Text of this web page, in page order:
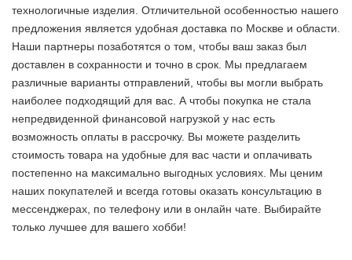
технологичные изделия. Отличительной особенностью нашего
предложения является удобная доставка по Москве и области.
Наши партнеры позаботятся о том, чтобы ваш заказ был
доставлен в сохранности и точно в срок. Мы предлагаем
различные варианты отправлений, чтобы вы могли выбрать
наиболее подходящий для вас. А чтобы покупка не стала
непредвиденной финансовой нагрузкой у нас есть
возможность оплаты в рассрочку. Вы можете разделить
стоимость товара на удобные для вас части и оплачивать
постепенно на максимально выгодных условиях. Мы ценим
наших покупателей и всегда готовы оказать консультацию в
мессенджерах, по телефону или в онлайн чате. Выбирайте
только лучшее для вашего хобби!
2 недели